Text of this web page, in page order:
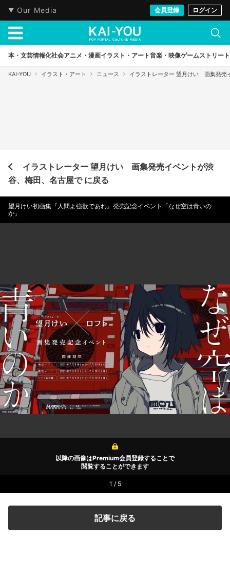
Our Media 会員登録 ログイン
本・文芸情報化社会アニメ・漫画イラスト・アート音楽・映像ゲームストリート
KAI-YOU イラスト・アート ニュース イラストレーター 望月けい 画集発売
イラストレーター 望月けい 画集発売イベントが渋
谷、梅田、名古屋で に戻る
望月けい初画集『人間よ強欲であれ』発売記念イベント「なぜ空は青いの
か」
以降の画像はPremium会員登録することで
閲覧することができます
1 / 5
記事に戻る